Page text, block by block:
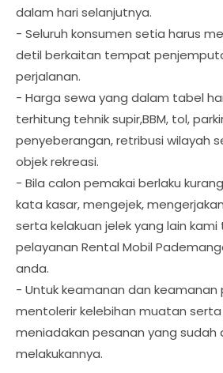
dalam hari selanjutnya.
- Seluruh konsumen setia harus
detil berkaitan tempat
perjalanan.
- Harga sewa yang dalam tabel
terhitung tehnik supir,BBM, tol,
penyeberangan, retribusi wilayah
objek rekreasi.
- Bila calon pemakai berlaku
kata kasar, mengejek,
serta kelakuan jelek yang lain
pelayanan Rental Mobil
anda.
- Untuk keamanan dan keamanan
mentolerir kelebihan muatan serta
meniadakan pesanan yang sudah
melakukannya.